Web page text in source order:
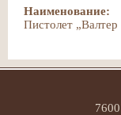
Наименование:
Пистолет